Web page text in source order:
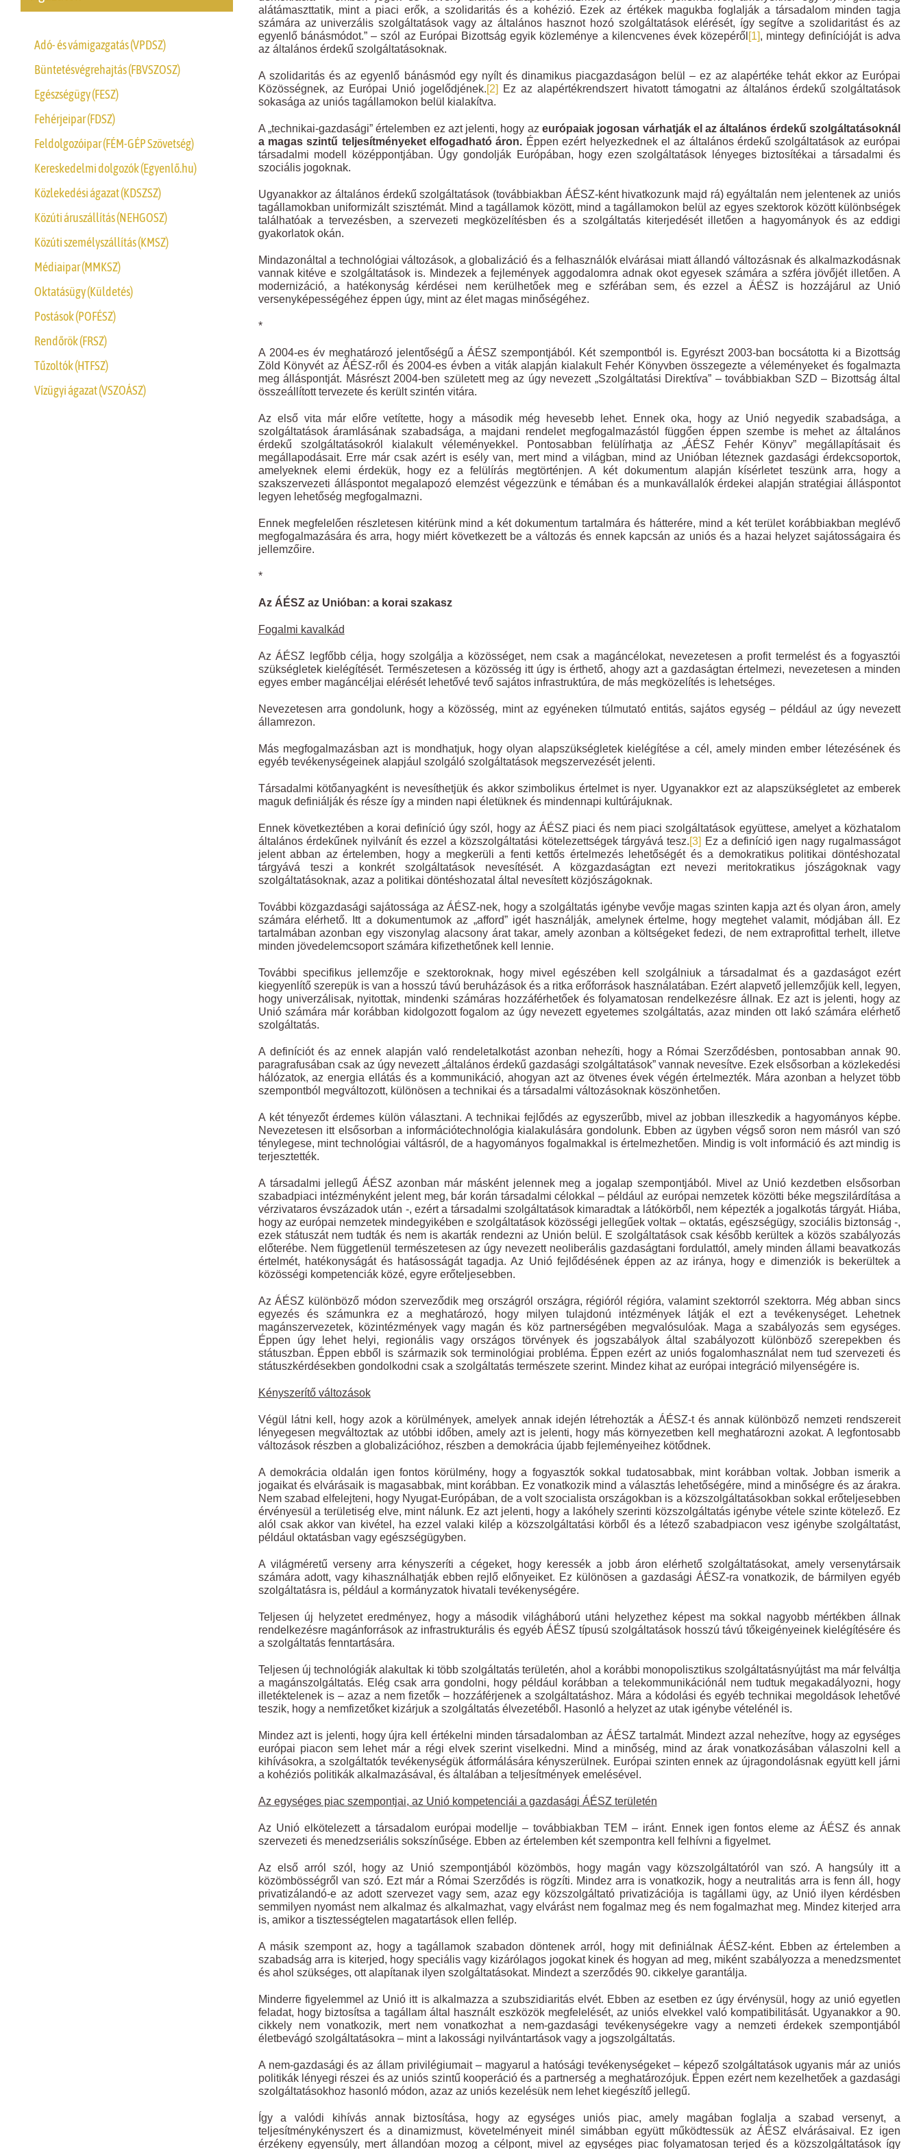
alátámaszttatik, mint a piaci erők, a szolidaritás és a kohézió. Ezek az értékek magukba foglalják a társadalom minden tagja
számára az univerzális szolgáltatások vagy az általános hasznot hozó szolgáltatások elérését, így segítve a szolidaritást és az
egyenlő bánásmódot.” – szól az Európai Bizottság egyik közleménye a kilencvenes évek közepéről [1], mintegy definícióját is adva
az általános érdekű szolgáltatásoknak.
A szolidaritás és az egyenlő bánásmód egy nyílt és dinamikus piacgazdaságon belül – ez az alapértéke tehát ekkor az Európai
Közösségnek, az Európai Unió jogelődjének.[2]
Ez az alapértékrendszert hivatott támogatni az általános érdekű szolgáltatások
sokasága az uniós tagállamokon belül kialakítva.
A „technikai-gazdasági” értelemben ez azt jelenti, hogy az európaiak jogosan várhatják el az általános érdekű szolgáltatásoknál
a magas szintű teljesítményeket elfogadható áron. Éppen ezért helyezkednek el az általános érdekű szolgáltatások az európai
társadalmi modell középpontjában. Úgy gondolják Európában, hogy ezen szolgáltatások lényeges biztosítékai a társadalmi és
szociális jogoknak.
Ugyanakkor az általános érdekű szolgáltatások (továbbiakban ÁÉSZ-ként hivatkozunk majd rá) egyáltalán nem jelentenek az uniós
tagállamokban uniformizált szisztémát. Mind a tagállamok között, mind a tagállamokon belül az egyes szektorok között különbségek
találhatóak a tervezésben, a szervezeti megközelítésben és a szolgáltatás kiterjedését illetően a hagyományok és az eddigi
gyakorlatok okán.
Mindazonáltal a technológiai változások, a globalizáció és a felhasználók elvárásai miatt állandó változásnak és alkalmazkodásnak
vannak kitéve e szolgáltatások is. Mindezek a fejlemények aggodalomra adnak okot egyesek számára a szféra jövőjét illetően. A
modernizáció, a hatékonyság kérdései nem kerülhetőek meg e szférában sem, és ezzel a ÁÉSZ is hozzájárul az Unió
versenyképességéhez éppen úgy, mint az élet magas minőségéhez.
*
A 2004-es év meghatározó jelentőségű a ÁÉSZ szempontjából. Két szempontból is. Egyrészt 2003-ban bocsátotta ki a Bizottság
Zöld Könyvét az ÁÉSZ-ről és 2004-es évben a viták alapján kialakult Fehér Könyvben összegezte a véleményeket és fogalmazta
meg álláspontját. Másrészt 2004-ben született meg az úgy nevezett „Szolgáltatási Direktíva” – továbbiakban SZD – Bizottság által
összeállított tervezete és került szintén vitára.
Az első vita már előre vetítette, hogy a második még hevesebb lehet. Ennek oka, hogy az Unió negyedik szabadsága, a
szolgáltatások áramlásának szabadsága, a majdani rendelet megfogalmazástól függően éppen szembe is mehet az általános
érdekű szolgáltatásokról kialakult véleményekkel. Pontosabban felülírhatja az „ÁÉSZ Fehér Könyv” megállapításait és
megállapodásait. Erre már csak azért is esély van, mert mind a világban, mind az Unióban léteznek gazdasági érdekcsoportok,
amelyeknek elemi érdekük, hogy ez a felülírás megtörténjen. A két dokumentum alapján kísérletet teszünk arra, hogy a
szakszervezeti álláspontot megalapozó elemzést végezzünk e témában és a munkavállalók érdekei alapján stratégiai álláspontot
legyen lehetőség megfogalmazni.
Ennek megfelelően részletesen kitérünk mind a két dokumentum tartalmára és hátterére, mind a két terület korábbiakban meglévő
megfogalmazására és arra, hogy miért következett be a változás és ennek kapcsán az uniós és a hazai helyzet sajátosságaira és
jellemzőire.
*
Az ÁÉSZ az Unióban: a korai szakasz
Fogalmi kavalkád
Az ÁÉSZ legfőbb célja, hogy szolgálja a közösséget, nem csak a magáncélokat, nevezetesen a profit termelést és a fogyasztói
szükségletek kielégítését. Természetesen a közösség itt úgy is érthető, ahogy azt a gazdaságtan értelmezi, nevezetesen a minden
egyes ember magáncéljai elérését lehetővé tevő sajátos infrastruktúra, de más megközelítés is lehetséges.
Nevezetesen arra gondolunk, hogy a közösség, mint az egyéneken túlmutató entitás, sajátos egység – például az úgy nevezett
államrezon.
Más megfogalmazásban azt is mondhatjuk, hogy olyan alapszükségletek kielégítése a cél, amely minden ember létezésének és
egyéb tevékenységeinek alapjául szolgáló szolgáltatások megszervezését jelenti.
Társadalmi kötőanyagként is nevesíthetjük és akkor szimbolikus értelmet is nyer. Ugyanakkor ezt az alapszükségletet az emberek
maguk definiálják és része így a minden napi életüknek és mindennapi kultúrájuknak.
Ennek következtében a korai definíció úgy szól, hogy az ÁÉSZ piaci és nem piaci szolgáltatások együttese, amelyet a közhatalom
általános érdekűnek nyilvánít és ezzel a közszolgáltatási kötelezettségek tárgyává tesz.[3] Ez a definíció igen nagy rugalmasságot
jelent abban az értelemben, hogy a megkerüli a fenti kettős értelmezés lehetőségét és a demokratikus politikai döntéshozatal
tárgyává teszi a konkrét szolgáltatások nevesítését. A közgazdaságtan ezt nevezi meritokratikus jószágoknak vagy
szolgáltatásoknak, azaz a politikai döntéshozatal által nevesített közjószágoknak.
További közgazdasági sajátossága az ÁÉSZ-nek, hogy a szolgáltatás igénybe vevője magas szinten kapja azt és olyan áron, amely
számára elérhető. Itt a dokumentumok az „afford” igét használják, amelynek értelme, hogy megtehet valamit, módjában áll. Ez
tartalmában azonban egy viszonylag alacsony árat takar, amely azonban a költségeket fedezi, de nem extraprofittal terhelt, illetve
minden jövedelemcsoport számára kifizethetőnek kell lennie.
További specifikus jellemzője e szektoroknak, hogy mivel egészében kell szolgálniuk a társadalmat és a gazdaságot ezért
kiegyenlítő szerepük is van a hosszú távú beruházások és a ritka erőforrások használatában. Ezért alapvető jellemzőjük kell, legyen,
hogy univerzálisak, nyitottak, mindenki számáras hozzáférhetőek és folyamatosan rendelkezésre állnak. Ez azt is jelenti, hogy az
Unió számára már korábban kidolgozott fogalom az úgy nevezett egyetemes szolgáltatás, azaz minden ott lakó számára elérhető
szolgáltatás.
A definíciót és az ennek alapján való rendeletalkotást azonban nehezíti, hogy a Római Szerződésben, pontosabban annak 90.
paragrafusában csak az úgy nevezett „általános érdekű gazdasági szolgáltatások” vannak nevesítve. Ezek elsősorban a közlekedési
hálózatok, az energia ellátás és a kommunikáció, ahogyan azt az ötvenes évek végén értelmezték. Mára azonban a helyzet több
szempontból megváltozott, különösen a technikai és a társadalmi változásoknak köszönhetően.
A két tényezőt érdemes külön választani. A technikai fejlődés az egyszerűbb, mivel az jobban illeszkedik a hagyományos képbe.
Nevezetesen itt elsősorban a információtechnológia kialakulására gondolunk. Ebben az ügyben végső soron nem másról van szó
ténylegese, mint technológiai váltásról, de a hagyományos fogalmakkal is értelmezhetően. Mindig is volt információ és azt mindig is
terjesztették.
A társadalmi jellegű ÁÉSZ azonban már másként jelennek meg a jogalap szempontjából. Mivel az Unió kezdetben elsősorban
szabadpiaci intézményként jelent meg, bár korán társadalmi célokkal – például az európai nemzetek közötti béke megszilárdítása a
vérzivataros évszázadok után -, ezért a társadalmi szolgáltatások kimaradtak a látókörből, nem képezték a jogalkotás tárgyát. Hiába,
hogy az európai nemzetek mindegyikében e szolgáltatások közösségi jellegűek voltak – oktatás, egészségügy, szociális biztonság -,
ezek státuszát nem tudták és nem is akarták rendezni az Unión belül. E szolgáltatások csak később kerültek a közös szabályozás
előterébe. Nem függetlenül természetesen az úgy nevezett neoliberális gazdaságtani fordulattól, amely minden állami beavatkozás
értelmét, hatékonyságát és hatásosságát tagadja. Az Unió fejlődésének éppen az az iránya, hogy e dimenziók is bekerültek a
közösségi kompetenciák közé, egyre erőteljesebben.
Az ÁÉSZ különböző módon szerveződik meg országról országra, régióról régióra, valamint szektorról szektorra. Még abban sincs
egyezés és számunkra ez a meghatározó, hogy milyen tulajdonú intézmények látják el ezt a tevékenységet. Lehetnek
magánszervezetek, közintézmények vagy magán és köz partnerségében megvalósulóak. Maga a szabályozás sem egységes.
Éppen úgy lehet helyi, regionális vagy országos törvények és jogszabályok által szabályozott különböző szerepekben és
státuszban. Éppen ebből is származik sok terminológiai probléma. Éppen ezért az uniós fogalomhasználat nem tud szervezeti és
státuszkérdésekben gondolkodni csak a szolgáltatás természete szerint. Mindez kihat az európai integráció milyenségére is.
Kényszerítő változások
Végül látni kell, hogy azok a körülmények, amelyek annak idején létrehozták a ÁÉSZ-t és annak különböző nemzeti rendszereit
lényegesen megváltoztak az utóbbi időben, amely azt is jelenti, hogy más környezetben kell meghatározni azokat. A legfontosabb
változások részben a globalizációhoz, részben a demokrácia újabb fejleményeihez kötődnek.
A demokrácia oldalán igen fontos körülmény, hogy a fogyasztók sokkal tudatosabbak, mint korábban voltak. Jobban ismerik a
jogaikat és elvárásaik is magasabbak, mint korábban. Ez vonatkozik mind a választás lehetőségére, mind a minőségre és az árakra.
Nem szabad elfelejteni, hogy Nyugat-Európában, de a volt szocialista országokban is a közszolgáltatásokban sokkal erőteljesebben
érvényesül a területiség elve, mint nálunk. Ez azt jelenti, hogy a lakóhely szerinti közszolgáltatás igénybe vétele szinte kötelező. Ez
alól csak akkor van kivétel, ha ezzel valaki kilép a közszolgáltatási körből és a létező szabadpiacon vesz igénybe szolgáltatást,
például oktatásban vagy egészségügyben.
A világméretű verseny arra kényszeríti a cégeket, hogy keressék a jobb áron elérhető szolgáltatásokat, amely versenytársaik
számára adott, vagy kihasználhatják ebben rejlő előnyeiket. Ez különösen a gazdasági ÁÉSZ-ra vonatkozik, de bármilyen egyéb
szolgáltatásra is, például a kormányzatok hivatali tevékenységére.
Teljesen új helyzetet eredményez, hogy a második világháború utáni helyzethez képest ma sokkal nagyobb mértékben állnak
rendelkezésre magánforrások az infrastrukturális és egyéb ÁÉSZ típusú szolgáltatások hosszú távú tőkeigényeinek kielégítésére és
a szolgáltatás fenntartására.
Teljesen új technológiák alakultak ki több szolgáltatás területén, ahol a korábbi monopolisztikus szolgáltatásnyújtást ma már felváltja
a magánszolgáltatás. Elég csak arra gondolni, hogy például korábban a telekommunikációnál nem tudtuk megakadályozni, hogy
illetéktelenek is – azaz a nem fizetők – hozzáférjenek a szolgáltatáshoz. Mára a kódolási és egyéb technikai megoldások lehetővé
teszik, hogy a nemfizetőket kizárjuk a szolgáltatás élvezetéből. Hasonló a helyzet az utak igénybe vételénél is.
Mindez azt is jelenti, hogy újra kell értékelni minden társadalomban az ÁÉSZ tartalmát. Mindezt azzal nehezítve, hogy az egységes
európai piacon sem lehet már a régi elvek szerint viselkedni. Mind a minőség, mind az árak vonatkozásában válaszolni kell a
kihívásokra, a szolgáltatók tevékenységük átformálására kényszerülnek. Európai szinten ennek az újragondolásnak együtt kell járni
a kohéziós politikák alkalmazásával, és általában a teljesítmények emelésével.
Az egységes piac szempontjai, az Unió kompetenciái a gazdasági ÁÉSZ területén
Az Unió elkötelezett a társadalom európai modellje – továbbiakban TEM – iránt. Ennek igen fontos eleme az ÁÉSZ és annak
szervezeti és menedzseriális sokszínűsége. Ebben az értelemben két szempontra kell felhívni a figyelmet.
Az első arról szól, hogy az Unió szempontjából közömbös, hogy magán vagy közszolgáltatóról van szó. A hangsúly itt a
közömbösségről van szó. Ezt már a Római Szerződés is rögzíti. Mindez arra is vonatkozik, hogy a neutralitás arra is fenn áll, hogy
privatizálandó-e az adott szervezet vagy sem, azaz egy közszolgáltató privatizációja is tagállami ügy, az Unió ilyen kérdésben
semmilyen nyomást nem alkalmaz és alkalmazhat, vagy elvárást nem fogalmaz meg és nem fogalmazhat meg. Mindez kiterjed arra
is, amikor a tisztességtelen magatartások ellen fellép.
A másik szempont az, hogy a tagállamok szabadon döntenek arról, hogy mit definiálnak ÁÉSZ-ként. Ebben az értelemben a
szabadság arra is kiterjed, hogy speciális vagy kizárólagos jogokat kinek és hogyan ad meg, miként szabályozza a menedzsmentet
és ahol szükséges, ott alapítanak ilyen szolgáltatásokat. Mindezt a szerződés 90. cikkelye garantálja.
Minderre figyelemmel az Unió itt is alkalmazza a szubszidiaritás elvét. Ebben az esetben ez úgy érvénysül, hogy az unió egyetlen
feladat, hogy biztosítsa a tagállam által használt eszközök megfelelését, az uniós elvekkel való kompatibilitását. Ugyanakkor a 90.
cikkely nem vonatkozik, mert nem vonatkozhat a nem-gazdasági tevékenységekre vagy a nemzeti érdekek szempontjából
életbevágó szolgáltatásokra – mint a lakossági nyilvántartások vagy a jogszolgáltatás.
A nem-gazdasági és az állam privilégiumait – magyarul a hatósági tevékenységeket – képező szolgáltatások ugyanis már az uniós
politikák lényegi részei és az uniós szintű kooperáció és a partnerség a meghatározójuk. Éppen ezért nem kezelhetőek a gazdasági
szolgáltatásokhoz hasonló módon, azaz az uniós kezelésük nem lehet kiegészítő jellegű.
Így a valódi kihívás annak biztosítása, hogy az egységes uniós piac, amely magában foglalja a szabad versenyt, a
teljesítménykényszert és a dinamizmust, követelményeit minél simábban együtt működtessük az ÁÉSZ elvárásaival. Ez igen
érzékeny egyensúly, mert állandóan mozog a célpont, mivel az egységes piac folyamatosan terjed és a közszolgáltatások így
Adó- és vámigazgatás (VPDSZ)
Büntetésvégrehajtás (FBVSZOSZ)
Egészségügy (FESZ)
Fehérjeipar (FDSZ)
Feldolgozóipar (FÉM-GÉP Szövetség)
Kereskedelmi dolgozók (Egyenlő.hu)
Közlekedési ágazat (KDSZSZ)
Közúti áruszállítás (NEHGOSZ)
Közúti személyszállítás (KMSZ)
Médiaipar (MMKSZ)
Oktatásügy (Küldetés)
Postások (POFÉSZ)
Rendőrök (FRSZ)
Tűzoltók (HTFSZ)
Vízügyi ágazat (VSZOÁSZ)